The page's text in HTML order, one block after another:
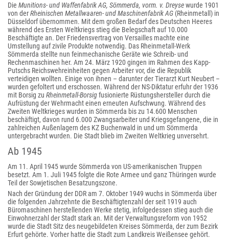
Die Munitions- und Waffenfabrik AG, Sömmerda, vorm. v. Dreysewurde 1901
von derRheinischen Metallwaaren-und Maschinenfabrik AG (Rheinmetall) in
Düsseldorf übernommen. Mit dem großen Bedarf des Deutschen Heeres
während des Ersten Weltkriegs stieg die Belegschaft auf 10.000
Beschäftigte an. Der Friedensvertrag von Versailles machte eine
Umstellung auf zivile Produkte notwendig. Das Rheinmetall-Werk
Sömmerda stellte nun feinmechanische Geräte wie Schreib- und
Rechenmaschinen her. Am 24. März 1920 gingen im Rahmen des Kapp-
Putschs Reichswehreinheiten gegen Arbeiter vor, die die Republik
verteidigen wollten. Einige von ihnen – darunter der Tierarzt Kurt Neubert –
wurden gefoltert und erschossen. Während der NS-Diktatur erfuhr der 1936
mit Borsig zu Rheinmetall-Borsigfusionierte Rüstungshersteller durch die
Aufrüstung der Wehrmacht einen erneuten Aufschwung. Während des
Zweiten Weltkrieges wurden in Sömmerda bis zu 14.600 Menschen
beschäftigt, davon rund 6.000 Zwangsarbeiter und Kriegsgefangene, die in
zahlreichen Außenlagern des KZ Buchenwald in und um Sömmerda
untergebracht wurden. Die Stadt blieb im Zweiten Weltkrieg unversehrt.
Ab 1945
Am 11. April 1945 wurde Sömmerda von US-amerikanischen Truppen
besetzt. Am 1. Juli 1945 folgte die Rote Armee und ganz Thüringen wurde
Teil der Sowjetischen Besatzungszone.
Nach der Gründung der DDR am 7. Oktober 1949 wuchs in Sömmerda über
die folgenden Jahrzehnte die Beschäftigtenzahl der seit 1919 auch
Büromaschinen herstellenden Werke stetig, infolgedessen stieg auch die
Einwohnerzahl der Stadt stark an. Mit der Verwaltungsreform von 1952
wurde die Stadt Sitz des neugebildeten Kreises Sömmerda, der zum Bezirk
Erfurt gehörte. Vorher hatte die Stadt zum Landkreis Weißensee gehört.